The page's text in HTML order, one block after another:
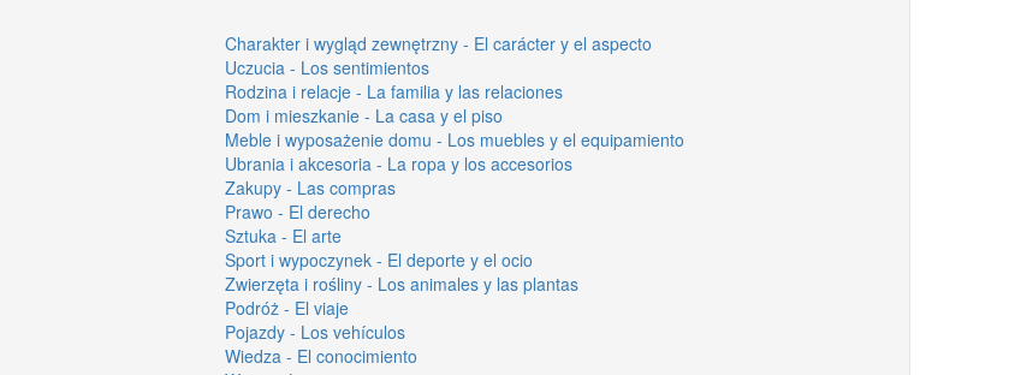
Charakter i wygląd zewnętrzny - El carácter y el aspecto
Uczucia - Los sentimientos
Rodzina i relacje - La familia y las relaciones
Dom i mieszkanie - La casa y el piso
Meble i wyposażenie domu - Los muebles y el equipamiento
Ubrania i akcesoria - La ropa y los accesorios
Zakupy - Las compras
Prawo - El derecho
Sztuka - El arte
Sport i wypoczynek - El deporte y el ocio
Zwierzęta i rośliny - Los animales y las plantas
Podróż - El viaje
Pojazdy - Los vehículos
Wiedza - El conocimiento